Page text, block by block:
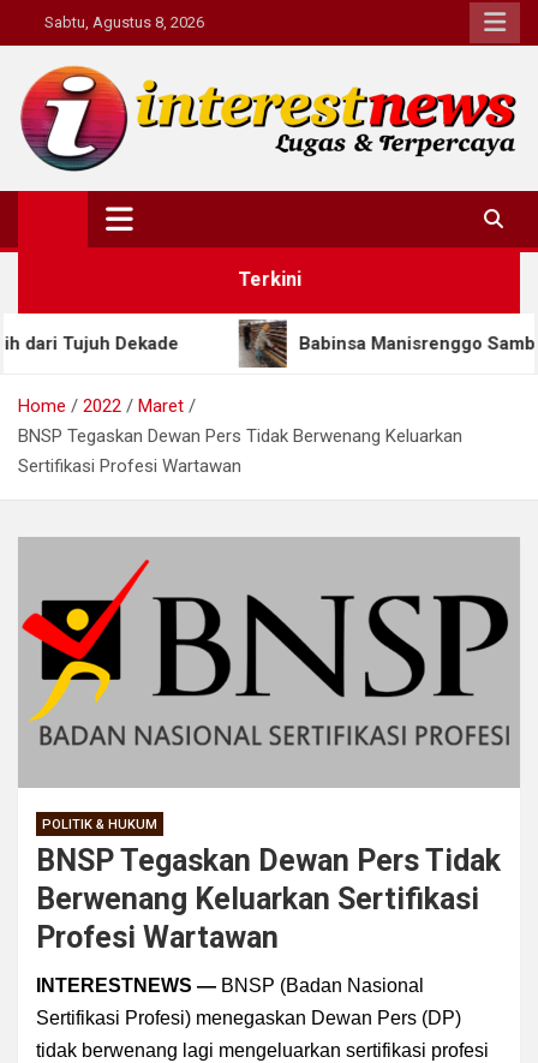
to
content
Sabtu, Agustus 8, 2026
Interestnews.or.id
Terkini
Babinsa Manisrenggo Sambangi Peternak
Home 2022
Maret
BNSP Tegaskan Dewan Pers Tidak Berwenang Keluarkan
Sertifikasi Profesi Wartawan
POLITIK & HUKUM
BNSP Tegaskan Dewan Pers Tidak
Berwenang Keluarkan Sertifikasi
Profesi Wartawan
INTERESTNEWS — BNSP (Badan Nasional
Sertifikasi Profesi) menegaskan Dewan Pers (DP)
tidak berwenang lagi mengeluarkan sertifikasi profesi